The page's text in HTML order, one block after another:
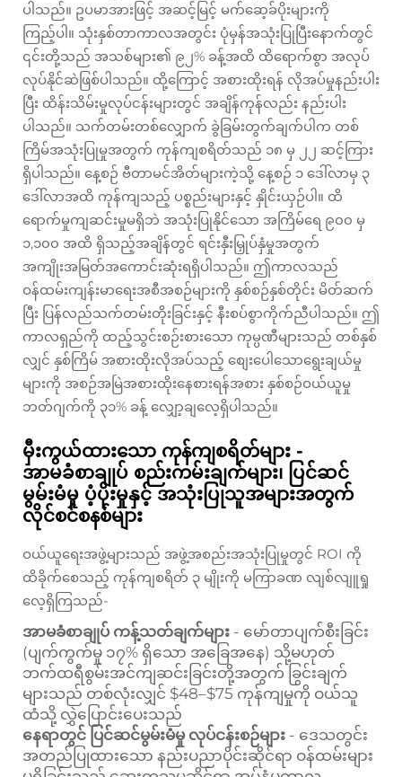
ပါသည်။ ဥပမာအားဖြင့် အဆင့်မြင့် မက်ဆေ့ခ်ပိုးများကို
ကြည့်ပါ။ သုံးနှစ်တာကာလအတွင်း ပုံမှန်အသုံးပြုပြီးနောက်တွင်
၎င်းတို့သည် အသစ်များ၏ ၉၂% ခန့်အထိ ထိရောက်စွာ အလုပ်
လုပ်နိုင်ဆဲဖြစ်ပါသည်။ ထို့ကြောင့် အစားထိုးရန် လိုအပ်မှုနည်းပါး
ပြီး ထိန်းသိမ်းမှုလုပ်ငန်းများတွင် အချိန်ကုန်လည်း နည်းပါး
ပါသည်။ သက်တမ်းတစ်လျှောက် ခွဲခြမ်းတွက်ချက်ပါက တစ်
ကြိမ်အသုံးပြုမှုအတွက် ကုန်ကျစရိတ်သည် ၁၈ မှ ၂၂ ဆင့်ကြား
ရှိပါသည်။ နေ့စဉ် ဗီတာမင်အိတ်များကဲ့သို့ နေ့စဉ် ၁ ဒေါ်လာမှ ၃
ဒေါ်လာအထိ ကုန်ကျသည့် ပစ္စည်းများနှင့် နှိုင်းယှဉ်ပါ။ ထိ
ရောက်မှုကျဆင်းမှုမရှိဘဲ အသုံးပြုနိုင်သော အကြိမ်ရေ ၉၀၀ မှ
၁,၁၀၀ အထိ ရှိသည့်အချိန်တွင် ရင်းနှီးမြှုပ်နှံမှုအတွက်
အကျိုးအမြတ်အကောင်းဆုံးရရှိပါသည်။ ဤကာလသည်
ဝန်ထမ်းကျန်းမာရေးအစီအစဉ်များကို နှစ်စဉ်နှစ်တိုင်း မိတ်ဆက်
ပြီး ပြန်လည်သက်တမ်းတိုးခြင်းနှင့် နီးစပ်စွာကိုက်ညီပါသည်။ ဤ
ကာလရှည်ကို ထည့်သွင်းစဉ်းစားသော ကုမ္ပဏီများသည် တစ်နှစ်
လျှင် နှစ်ကြိမ် အစားထိုးလိုအပ်သည့် စျေးပေါသောရွေးချယ်မှု
များကို အစဉ်အမြဲအစားထိုးနေစားရန်အစား နှစ်စဉ်ဝယ်ယူမှု
ဘတ်ဂျက်ကို ၃၁% ခန့် လျှော့ချလေ့ရှိပါသည်။
မှီးကွယ်ထားသော ကုန်ကျစရိတ်များ -
အာမခံစာချုပ် စည်းကမ်းချက်များ၊ ပြင်ဆင်
မွမ်းမံမှု ပံ့ပိုးမှုနှင့် အသုံးပြုသူအများအတွက်
လိုင်စင်စနစ်များ
ဝယ်ယူရေးအဖွဲ့များသည် အဖွဲ့အစည်းအသုံးပြုမှုတွင် ROI ကို
ထိခိုက်စေသည့် ကုန်ကျစရိတ် ၃ မျိုးကို မကြာခဏ လျစ်လျူရှု
လေ့ရှိကြသည်-
အာမခံစာချုပ် ကန့်သတ်ချက်များ - မော်တာပျက်စီးခြင်း
(ပျက်ကွက်မှု ၁၇% ရှိသော အခြေအနေ) သို့မဟုတ်
ဘက်ထရီစွမ်းအင်ကျဆင်းခြင်းတို့အတွက် ခြွင်းချက်
များသည် တစ်လုံးလျှင် $48–$75 ကုန်ကျမှုကို ဝယ်သူ
ထံသို့ လွှဲပြောင်းပေးသည်
နေရာတွင် ပြင်ဆင်မွမ်းမံမှု လုပ်ငန်းစဉ်များ - ဒေသတွင်း
အတည်ပြုထားသော နည်းပညာပိုင်းဆိုင်ရာ ဝန်ထမ်းများ